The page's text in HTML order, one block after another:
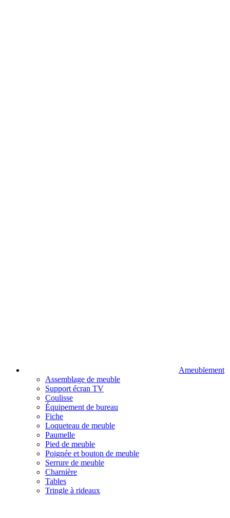
Ameublement
Assemblage de meuble
Support écran TV
Coulisse
Équipement de bureau
Fiche
Loqueteau de meuble
Paumelle
Pied de meuble
Poignée et bouton de meuble
Serrure de meuble
Charnière
Tables
Tringle à rideaux